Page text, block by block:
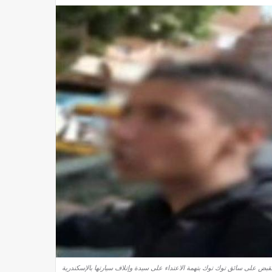
على سائق توك توك بتهمة الاعتداء على سيدة وإتلاف سيارتها بالإسكندرية